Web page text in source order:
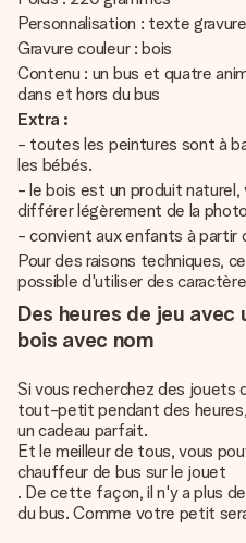
Personnalisation : texte gravure
Gravure couleur : bois
Contenu : un bus et quatre
dans et hors du bus
Extra :
- toutes les peintures sont à
les bébés.
- le bois est un produit
différer légèrement de la
- convient aux enfants à partir
Pour des raisons techniques,
possible d'utiliser des
Des heures de jeu avec
bois avec nom
Si vous recherchez des jouets
tout-petit pendant des
un cadeau parfait.
Et le meilleur de tous, vous
chauffeur de bus sur le jouet
. De cette façon, il n'y a plus
du bus. Comme votre petit